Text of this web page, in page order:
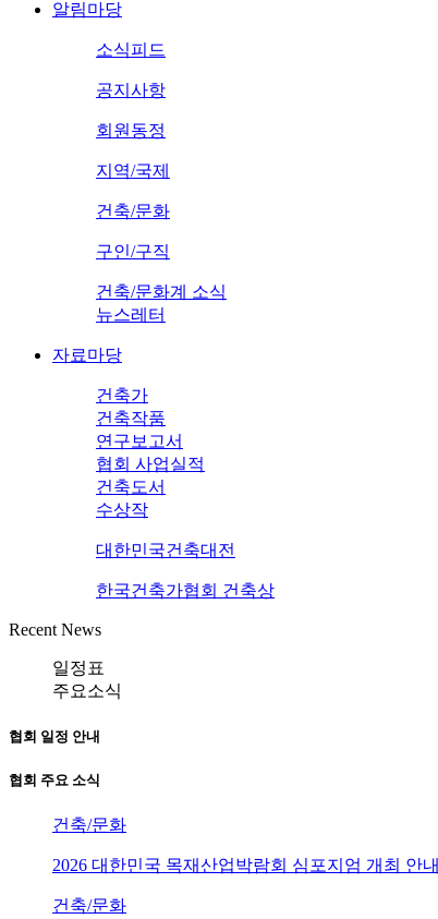
알림마당
소식피드
공지사항
회원동정
지역/국제
건축/문화
구인/구직
건축/문화계 소식
뉴스레터
자료마당
건축가
건축작품
연구보고서
협회 사업실적
건축도서
수상작
대한민국건축대전
한국건축가협회 건축상
Recent News
일정표
주요소식
협회 일정 안내
협회 주요 소식
건축/문화
2026 대한민국 목재산업박람회 심포지엄 개최 안내
건축/문화